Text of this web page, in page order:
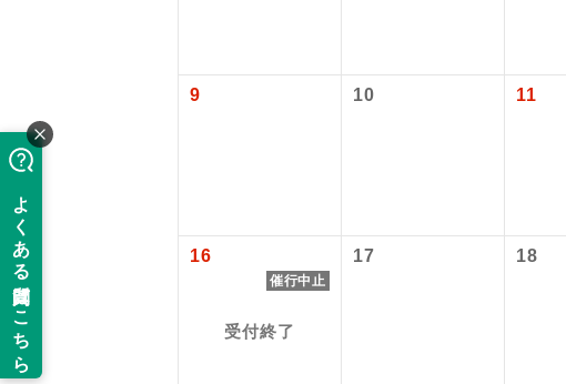
9 10 11
16
催行中止
受付終了
17 18
旅行代金に国内旅客
添乗員同行